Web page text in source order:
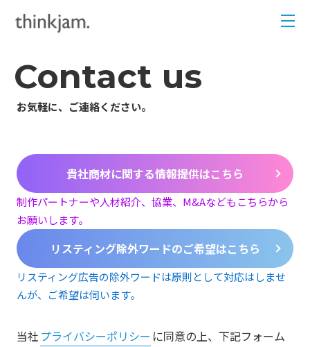
Contact us
お気軽に、ご連絡ください。
貴社商材に関する情報提供はこちら
制作パートナーや人材紹介、協業、 M&Aなどもこちらから
お願いします。
リスティング除外ワードのご希望はこちら
リスティング広告の除外ワードは原則として対応はしませ
んが、ご希望は伺います。
当社 プライバシーポリシー に同意の上、下記フォーム